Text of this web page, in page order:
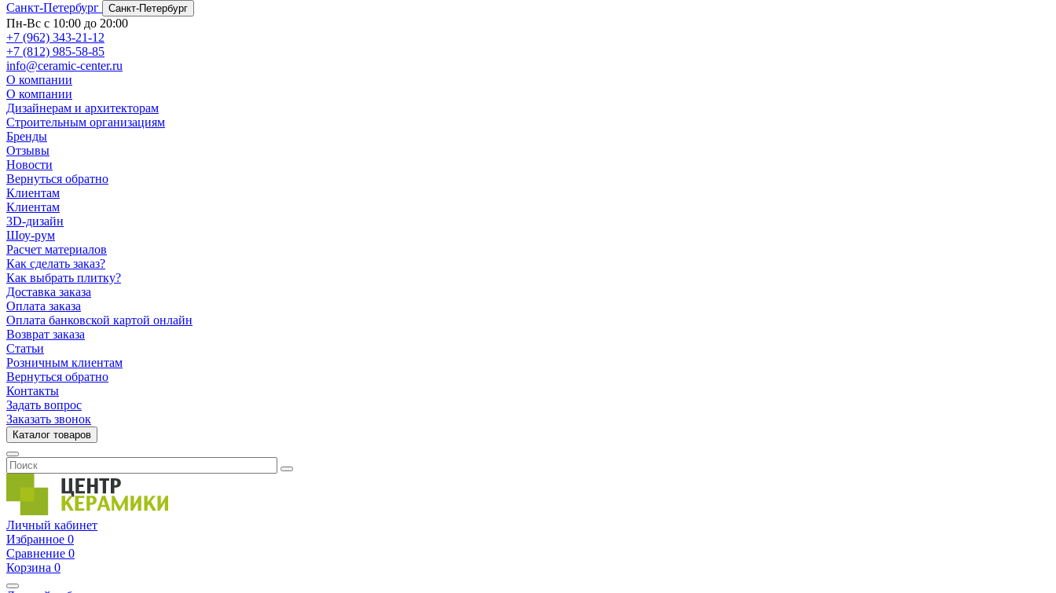
Санкт-Петербург
Санкт-Петербург
Пн-Вс с 10:00 до 20:00
+7 (962) 343-21-12
+7 (812) 985-58-85
info@ceramic-center.ru
О компании
О компании
Дизайнерам и архитекторам
Строительным организациям
Бренды
Отзывы
Новости
Вернуться обратно
Клиентам
Клиентам
3D-дизайн
Шоу-рум
Расчет материалов
Как сделать заказ?
Как выбрать плитку?
Доставка заказа
Оплата заказа
Оплата банковской картой онлайн
Возврат заказа
Статьи
Розничным клиентам
Вернуться обратно
Контакты
Задать вопрос
Заказать звонок
Каталог товаров
Личный кабинет
Избранное 0
Сравнение 0
Корзина 0